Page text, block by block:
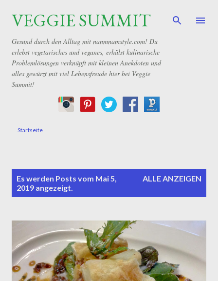
VEGGIE SUMMIT
Gesund durch den Alltag mit nanmnamstyle.com! Du
erlebst vegetarisches und veganes, erhälst kulinarische
Problemlösungen verknüpft mit kleinen Anekdoten und
alles gewürzt mit viel Lebensfreude hier bei Veggie
Summit!
Startseite
Es werden Posts vom Mai 5,
2019 angezeigt.
ALLE ANZEIGEN